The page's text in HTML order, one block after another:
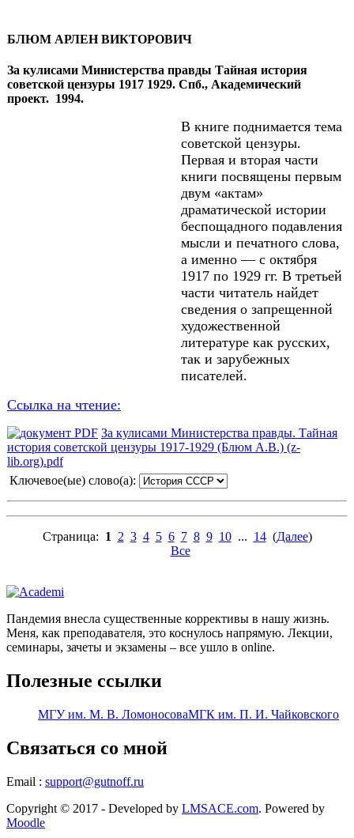
БЛЮМ АРЛЕН ВИКТОРОВИЧ
За кулисами Министерства правды Тайная история
советской цензуры 1917 1929. Спб., Академический
проект. 1994.
В книге поднимается тема
советской цензуры.
Первая и вторая части
книги посвящены первым
двум «актам»
драматической истории
беспощадного подавления
мысли и печатного слова,
а именно — с октября
1917 по 1929 гг. В третьей
части читатель найдет
сведения о запрещенной
художественной
литературе как русских,
так и зарубежных
писателей.
Ссылка на чтение:
За кулисами Министерства правды. Тайная
история советской цензуры 1917-1929 (Блюм А.В.) (z-
lib.org).pdf
Ключевое(ые) слово(а):
Страница: 1 2 3 4 5 6 7 8 9 10... 14(Далее)
Все
Пандемия внесла существенные коррективы в нашу жизнь.
Меня, как преподавателя, это коснулось напрямую. Лекции,
семинары, зачеты и экзамены – все ушло в online.
Полезные ссылки
МГУ им. М. В. ЛомоносоваМГК им. П. И. Чайковского
Связаться со мной
Email : support@gutnoff.ru
Copyright © 2017 - Developed by LMSACE.com. Powered by
Moodle